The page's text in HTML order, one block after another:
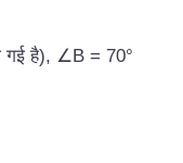
गई है), ∠B = 70°